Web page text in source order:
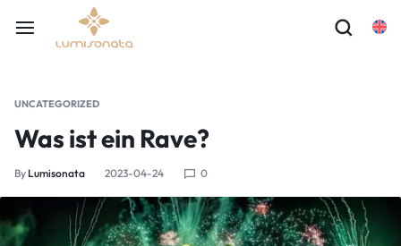
UNCATEGORIZED
Was ist ein Rave?
By Lumisonata 2023-04-24 0